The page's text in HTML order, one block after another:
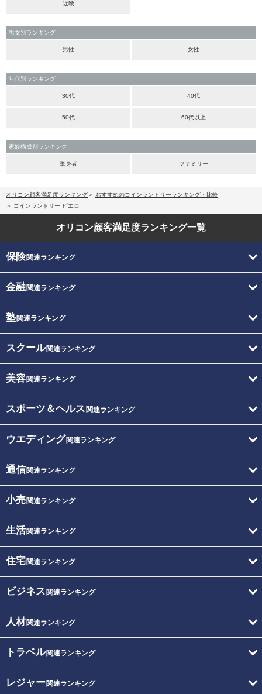
近畿
男女別ランキング
男性 女性
年代別ランキング
30代 40代
50代 60代以上
家族構成別ランキング
単身者 ファミリー
オリコン顧客満足度ランキング
おすすめのコインランドリーランキング・比較
コインランドリー ピエロ
オリコン顧客満足度ランキング一覧
保険関連ランキング
金融関連ランキング
塾関連ランキング
スクール関連ランキング
美容関連ランキング
スポーツ＆ヘルス 関連ランキング
ウエディング関連ランキング
通信関連ランキング
小売関連ランキング
生活関連ランキング
住宅関連ランキング
ビジネス 関連ランキング
人材関連ランキング
トラベル関連ランキング
レジャー関連ランキング